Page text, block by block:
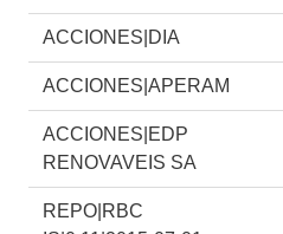
ACCIONES|DIA
ACCIONES|APERAM
ACCIONES|EDP
RENOVAVEIS SA
REPO|RBC